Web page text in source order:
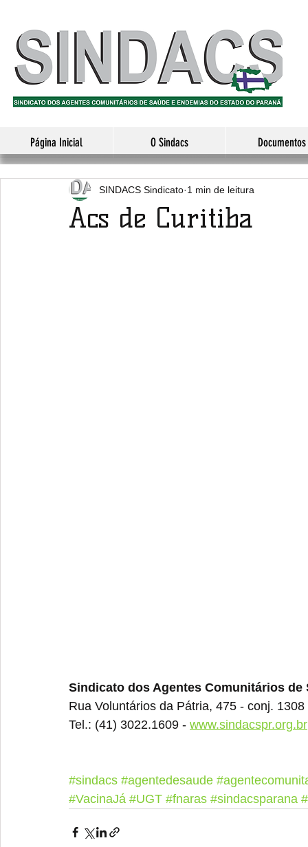
Página Inicial O Sindacs Documentos
Acs de Curitiba
SINDACS Sindicato 1 min de leitura
Sindicato dos Agentes Comunitários de
Rua Voluntários da Pátria, 475 - conj.
Tel.: (41) 3022.1609 - www.sindacspr.org.br
#sindacs #agentedesaude
#VacinaJá #UGT #fnaras #sindacsparana